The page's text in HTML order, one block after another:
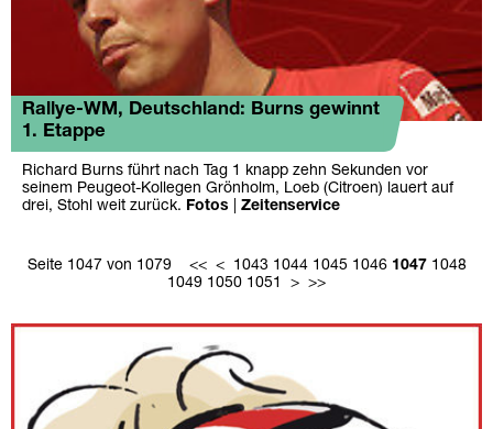
Rallye-WM, Deutschland: Burns gewinnt
1. Etappe
Richard Burns führt nach Tag 1 knapp zehn Sekunden vor
seinem Peugeot-Kollegen Grönholm, Loeb (Citroen) lauert auf
drei, Stohl weit zurück.
Fotos Zeitenservice
Seite 1047 von 1079 << < 1043 1044 1045 1046 1047 1048
1049 1050 1051 > >>